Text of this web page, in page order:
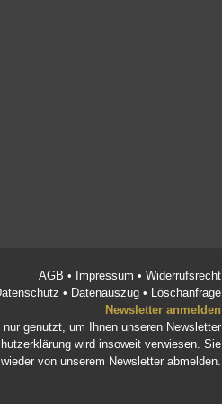
AGB • Impressum • Widerrufsrecht
• Datenauszug •
Löschanfrage
Newsletter anmelden
genutzt, um Ihnen unseren Newsletter
wird insoweit verwiesen. Sie
von unserem Newsletter abmelden.